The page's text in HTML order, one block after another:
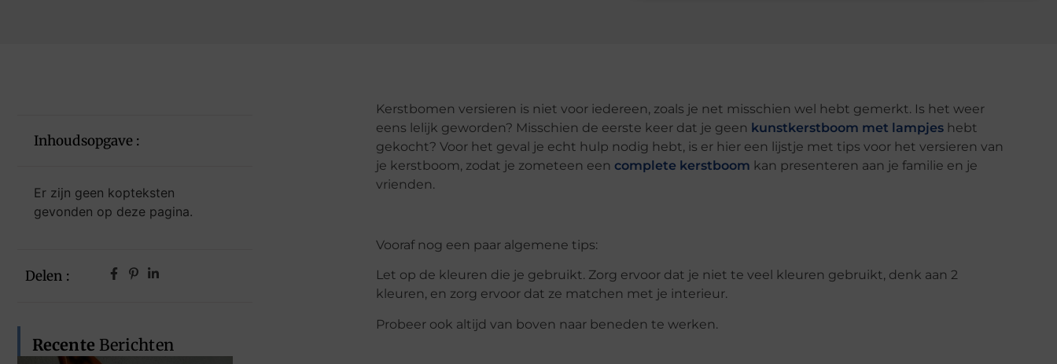
Inhoudsopgave :
Er zijn geen kopteksten
gevonden op deze pagina.
Delen :
Recente Berichten
Kerstbomen versieren is niet voor iedereen, zoals je net misschien wel hebt gemerkt. Is het weer
eens lelijk geworden? Misschien de eerste keer dat je geen kunstkerstboom met lampjes hebt
gekocht? Voor het geval je echt hulp nodig hebt, is er hier een lijstje met tips voor het versieren van
je kerstboom, zodat je zometeen een complete kerstboom kan presenteren aan je familie en je
vrienden.
Vooraf nog een paar algemene tips:
Let op de kleuren die je gebruikt. Zorg ervoor dat je niet te veel kleuren gebruikt, denk aan 2
kleuren, en zorg ervoor dat ze matchen met je interieur.
Probeer ook altijd van boven naar beneden te werken.